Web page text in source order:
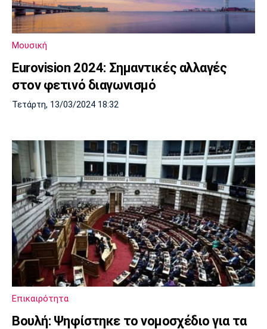
Μουσική
Eurovision 2024: Σημαντικές αλλαγές
στον φετινό διαγωνισμό
Τετάρτη, 13/03/2024 18:32
Επικαιρότητα
Βουλή: Ψηφίστηκε το νομοσχέδιο για τα